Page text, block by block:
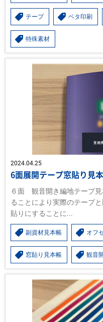
テープ ベタ印刷
特殊素材
2024.04.25
6面展開テープ窓貼り見
６面 観音開き編地テープ見
ることにより実際のテープ
貼りにすることに...
副資材見本帳 オフ
窓貼り見本帳 観音